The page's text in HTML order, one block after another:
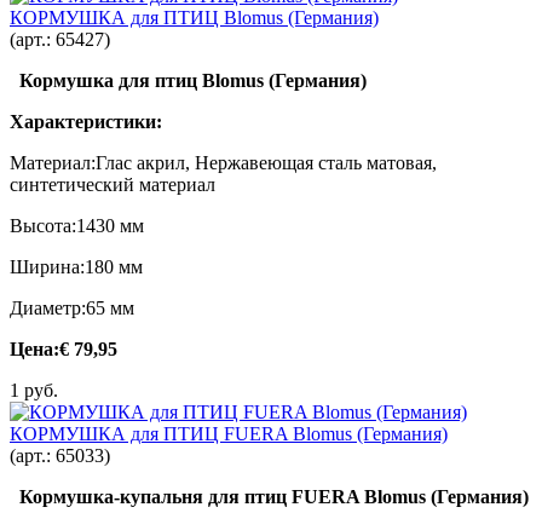
КОРМУШКА для ПТИЦ Blomus (Германия)
(арт.: 65427)
Кормушка для птиц Blomus (Германия)
Характеристики:
Материал:Глас акрил, Нержавеющая сталь матовая,
синтетический материал
Высота:1430 мм
Ширина:180 мм
Диаметр:65 мм
Цена:€ 79,95
1 руб.
КОРМУШКА для ПТИЦ FUERA Blomus (Германия)
(арт.: 65033)
Кормушка-купальня для птиц FUERA Blomus (Германия)